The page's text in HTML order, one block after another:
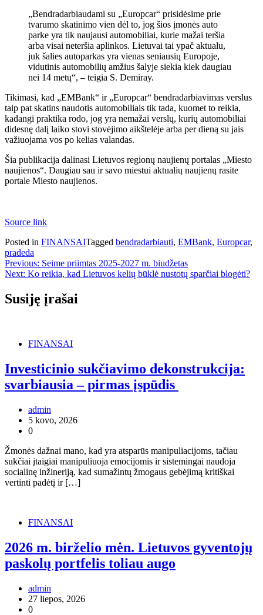
„Bendradarbiaudami su „Europcar“ prisidėsime prie
tvarumo skatinimo vien dėl to, jog šios įmonės auto
parke yra tik naujausi automobiliai, kurie mažai teršia
arba visai neteršia aplinkos. Lietuvai tai ypač aktualu,
juk šalies autoparkas yra vienas seniausių Europoje,
vidutinis automobilių amžius šalyje siekia kiek daugiau
nei 14 metų“, – teigia S. Demiray.
Tikimasi, kad „EMBank“ ir „Europcar“ bendradarbiavimas verslus
taip pat skatins naudotis automobiliais tik tada, kuomet to reikia,
kadangi praktika rodo, jog yra nemažai verslų, kurių automobiliai
didesnę dalį laiko stovi stovėjimo aikštelėje arba per dieną su jais
važiuojama vos po kelias valandas.
Šia publikacija dalinasi Lietuvos regionų naujienų portalas „Miesto
naujienos“. Daugiau sau ir savo miestui aktualių naujienų rasite
portale Miesto naujienos.
Source link
Posted in FINANSAITagged bendradarbiauti, EMBank, Europcar,
pradeda
Navigacija
tarp
įrašų
Previous: Seime priimtas 2025-2027 m. biudžetas
Next: Ko reikia, kad Lietuvos kelių būklė nustotų sparčiai blogėti?
Susiję įrašai
FINANSAI
Investicinio sukčiavimo dekonstrukcija:
svarbiausia – pirmas įspūdis
admin
5 kovo, 2026
0
Žmonės dažnai mano, kad yra atsparūs manipuliacijoms, tačiau
sukčiai įtaigiai manipuliuoja emocijomis ir sistemingai naudoja
socialinę inžineriją, kad sumažintų žmogaus gebėjimą kritiškai
vertinti padėtį ir […]
FINANSAI
2026 m. birželio mėn. Lietuvos gyventojų
paskolų portfelis toliau augo
admin
27 liepos, 2026
0